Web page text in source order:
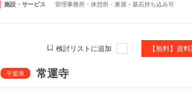
施設・サービス
管理事務所 ・休憩所 ・東屋 ・墓石持ち込み可
検討リストに追加 【無料】資
千葉県 常運寺